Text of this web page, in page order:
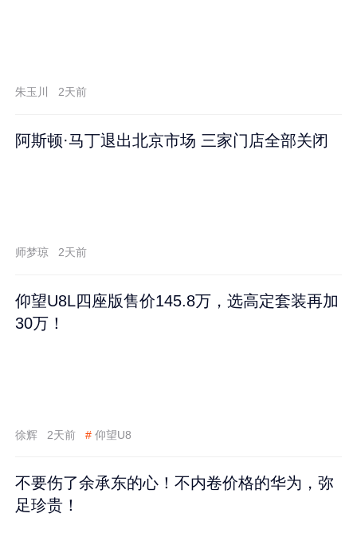
朱玉川 2天前
阿斯顿·马丁退出北京市场 三家门店全部关闭
师梦琼 2天前
仰望U8L四座版售价145.8万，选高定套装再加
30万！
徐辉 2天前 # 仰望U8
不要伤了余承东的心！不内卷价格的华为，弥
足珍贵！